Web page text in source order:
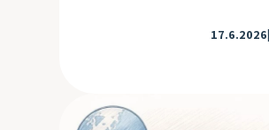
17.6.2026